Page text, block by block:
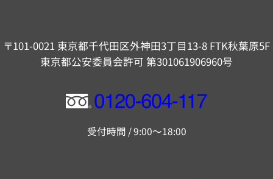
〒101-0021 東京都千代田区外神田3丁目13-8 FTK秋葉原5F
東京都公安委員会許可 第301061906960号
フ
ー
受付時間 / 9:00～18:00